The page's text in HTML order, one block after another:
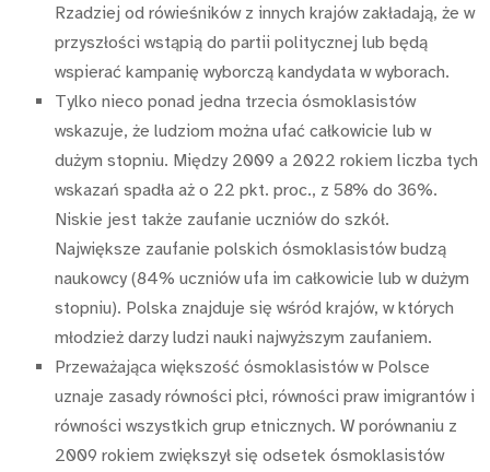
Rzadziej od rówieśników z innych krajów zakładają, że w
przyszłości wstąpią do partii politycznej lub będą
wspierać kampanię wyborczą kandydata w wyborach.
Tylko nieco ponad jedna trzecia ósmoklasistów
wskazuje, że ludziom można ufać całkowicie lub w
dużym stopniu. Między 2009 a 2022 rokiem liczba tych
wskazań spadła aż o 22 pkt. proc., z 58% do 36%.
Niskie jest także zaufanie uczniów do szkół.
Największe zaufanie polskich ósmoklasistów budzą
naukowcy (84% uczniów ufa im całkowicie lub w dużym
stopniu). Polska znajduje się wśród krajów, w których
młodzież darzy ludzi nauki najwyższym zaufaniem.
Przeważająca większość ósmoklasistów w Polsce
uznaje zasady równości płci, równości praw imigrantów i
równości wszystkich grup etnicznych. W porównaniu z
2009 rokiem zwiększył się odsetek ósmoklasistów